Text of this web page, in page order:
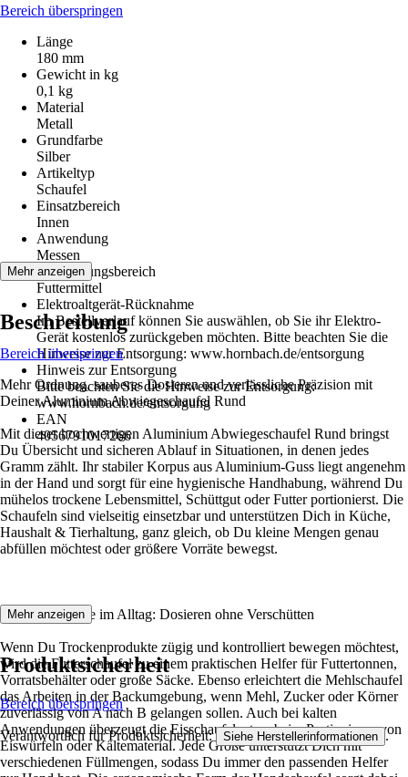
Bereich überspringen
Länge
180 mm
Gewicht in kg
0,1 kg
Material
Metall
Grundfarbe
Silber
Artikeltyp
Schaufel
Einsatzbereich
Innen
Anwendung
Messen
Anwendungsbereich
Futtermittel
Elektroaltgerät-Rücknahme
Im Bestellverlauf können Sie auswählen, ob Sie ihr Elektro-
Gerät kostenlos zurückgeben möchten. Bitte beachten Sie die
Hinweise zur Entsorgung: www.hornbach.de/entsorgung
Hinweis zur Entsorgung
Bitte beachten Sie die Hinweise zur Entsorgung:
www.hornbach.de/entsorgung
EAN
4056791017266
Mehr anzeigen
Beschreibung
Bereich überspringen
Mehr Ordnung, sauberes Dosieren und verlässliche Präzision mit
Deiner Aluminium Abwiegeschaufel Rund
Mit dieser hochwertigen Aluminium Abwiegeschaufel Rund bringst
Du Übersicht und sicheren Ablauf in Situationen, in denen jedes
Gramm zählt. Ihr stabiler Korpus aus Aluminium-Guss liegt angenehm
in der Hand und sorgt für eine hygienische Handhabung, während Du
mühelos trockene Lebensmittel, Schüttgut oder Futter portionierst. Die
Schaufeln sind vielseitig einsetzbar und unterstützen Dich in Küche,
Haushalt & Tierhaltung, ganz gleich, ob Du kleine Mengen genau
abfüllen möchtest oder größere Vorräte bewegst.
Saubere Abläufe im Alltag: Dosieren ohne Verschütten
Wenn Du Trockenprodukte zügig und kontrolliert bewegen möchtest,
wird die Futterschaufel zu einem praktischen Helfer für Futtertonnen,
Vorratsbehälter oder große Säcke. Ebenso erleichtert die Mehlschaufel
das Arbeiten in der Backumgebung, wenn Mehl, Zucker oder Körner
zuverlässig von A nach B gelangen sollen. Auch bei kalten
Anwendungen überzeugt die Eisschaufel, etwa beim Portionieren von
Eiswürfeln oder Kältematerial. Jede Größe unterstützt Dich mit
verschiedenen Füllmengen, sodass Du immer den passenden Helfer
Mehr anzeigen
Produktsicherheit
Bereich überspringen
Verantwortlich für Produktsicherheit: Siehe Herstellerinformationen .